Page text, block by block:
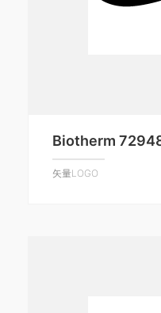
Biotherm
矢量LOGO